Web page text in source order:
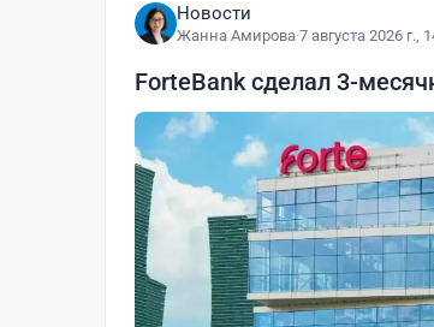
Новости
Жанна Амирова·7 августа 2026 г.,
ForteBank сделал 3-